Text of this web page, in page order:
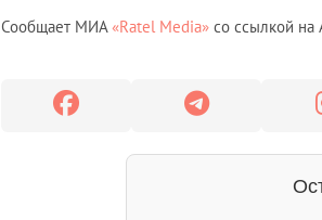
Сообщает МИА«Ratel Media» со ссылкой на